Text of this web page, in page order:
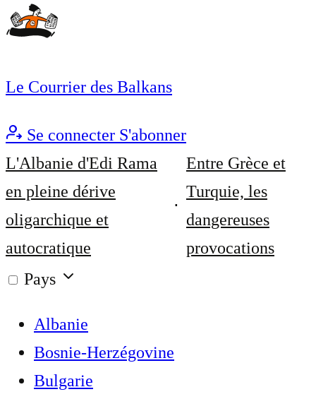
Le Courrier des Balkans
Se connecter S'abonner
L'Albanie d'Edi Rama
en pleine dérive
oligarchique et
autocratique
Entre Grèce et
Turquie, les
dangereuses
provocations
Pays
Albanie
Bosnie-Herzégovine
Bulgarie